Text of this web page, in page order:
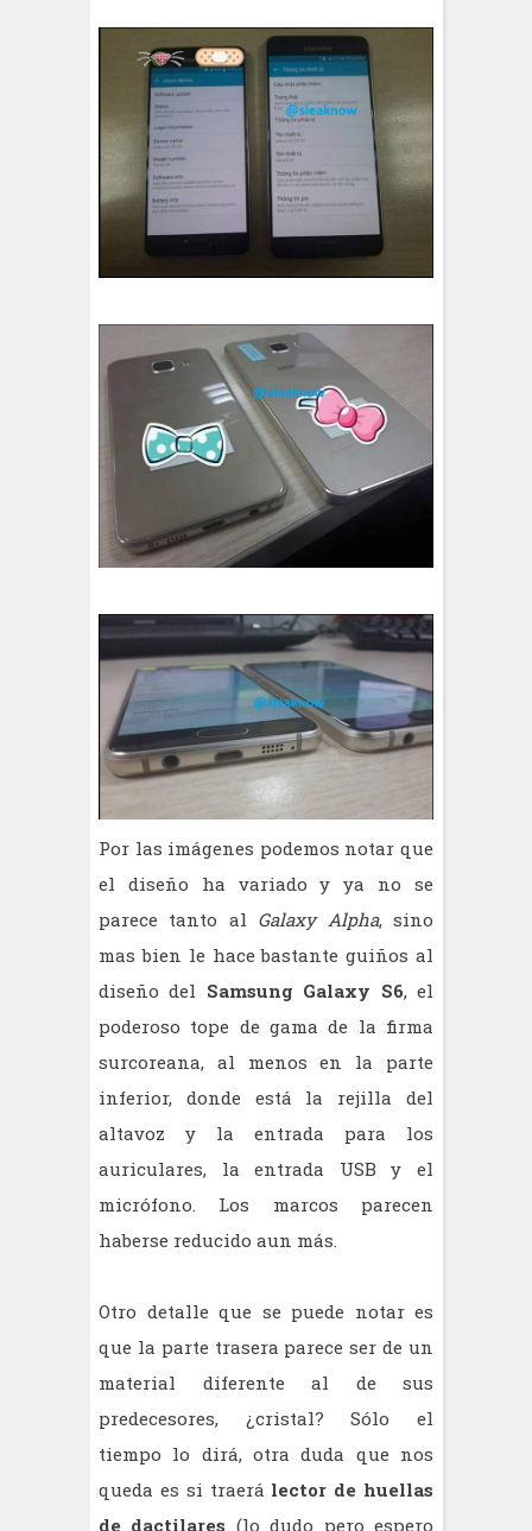
Por las imágenes podemos notar que
el diseño ha variado y ya no se
parece tanto al Galaxy Alpha, sino
mas bien le hace bastante guiños al
diseño del Samsung Galaxy S6, el
poderoso tope de gama de la firma
surcoreana, al menos en la parte
inferior, donde está la rejilla del
altavoz y la entrada para los
auriculares, la entrada USB y el
micrófono. Los marcos parecen
haberse reducido aun más.
Otro detalle que se puede notar es
que la parte trasera parece ser de un
material diferente al de sus
predecesores, ¿cristal? Sólo el
tiempo lo dirá, otra duda que nos
queda es si traerá lector de huellas
de dactilares (lo dudo pero espero